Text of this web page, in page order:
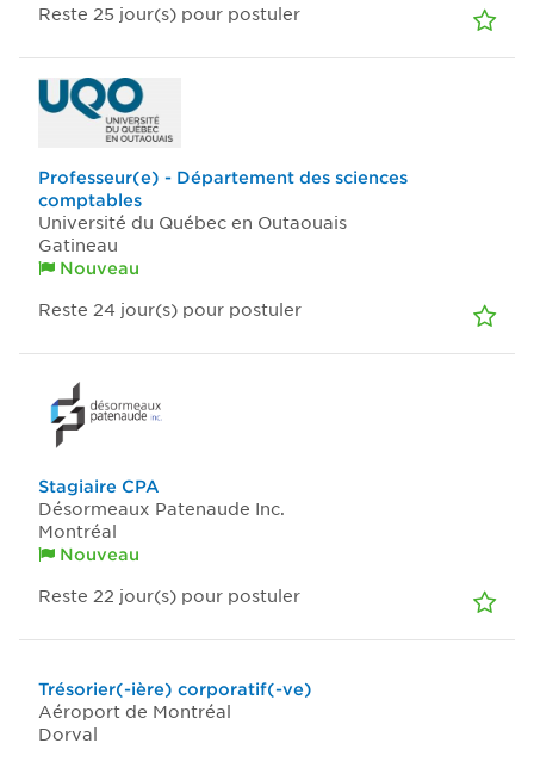
Reste 25 jour(s) pour postuler
Professeur(e) - Département des sciences
comptables
Université du Québec en Outaouais
Gatineau
Nouveau
Reste 24 jour(s) pour postuler
Stagiaire CPA
Désormeaux Patenaude Inc.
Montréal
Nouveau
Reste 22 jour(s) pour postuler
Trésorier(-ière) corporatif(-ve)
Aéroport de Montréal
Dorval